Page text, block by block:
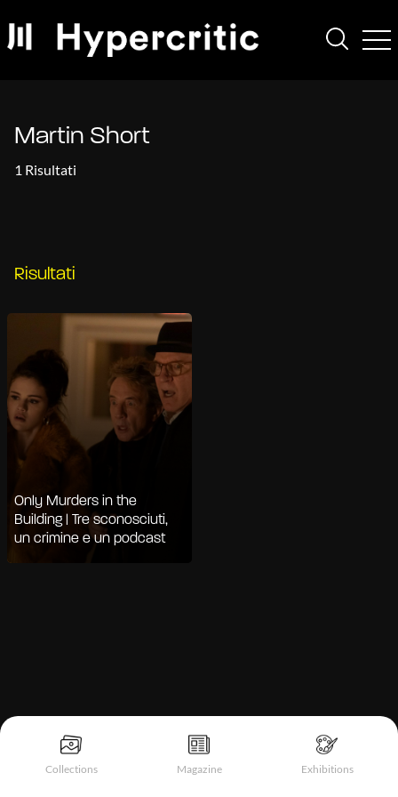
Collections Magazine Exhibitions
Martin Short
1 Risultati
Risultati
Only Murders in the
Building | Tre sconosciuti,
un crimine e un podcast
Informativa sulla raccolta